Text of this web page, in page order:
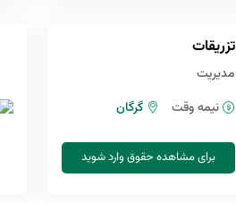
تزریقات
مدیریت
نیمه وقت
گرگان
برای مشاهده حقوق وارد شوید